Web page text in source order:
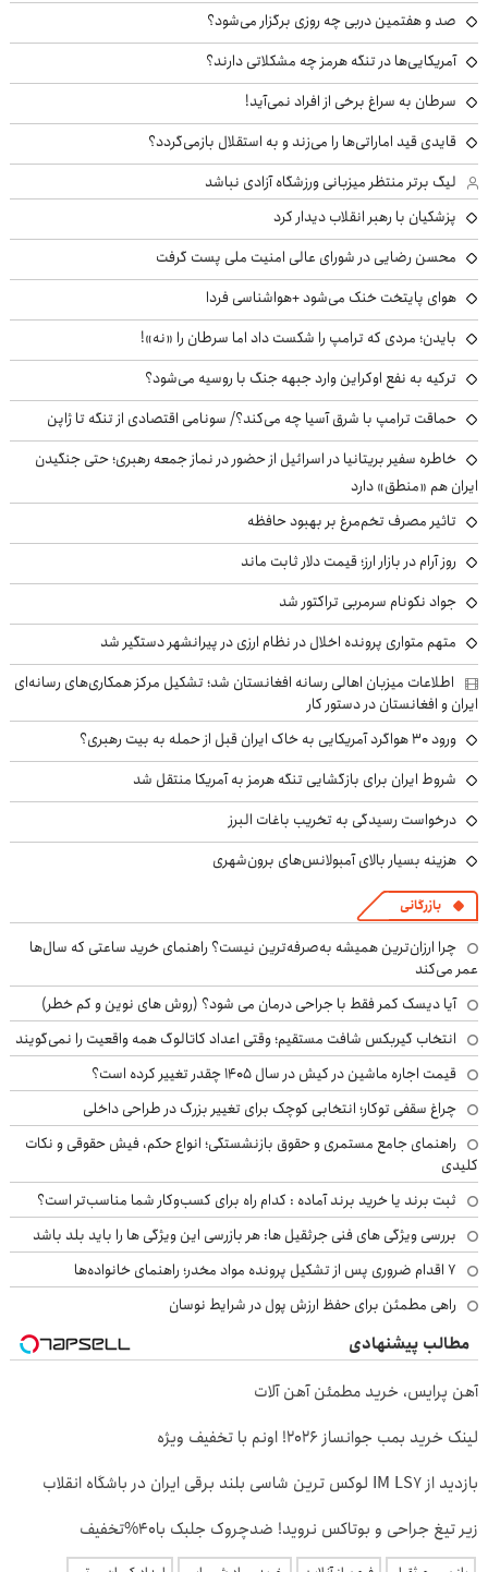
صد و هفتمین دربی چه روزی برگزار می‌شود؟
آمریکایی‌ها در تنگه هرمز چه مشکلاتی دارند؟
سرطان به سراغ برخی از افراد نمی‌آید!
قایدی قید اماراتی‌ها را می‌زند و به استقلال بازمی‌گردد؟
لیگ برتر منتظر میزبانی ورزشگاه آزادی نباشد
پزشکیان با رهبر انقلاب دیدار کرد
محسن رضایی در شورای عالی امنیت ملی پست گرفت
هوای پایتخت خنک می‌شود +هواشناسی فردا
بایدن؛ مردی که ترامپ را شکست داد اما سرطان را «نه»!
ترکیه به نفع اوکراین وارد جبهه جنگ با روسیه می‌شود؟
حماقت ترامپ با شرق آسیا چه می‌کند؟/ سونامی اقتصادی از تنگه تا ژاپن
خاطره سفیر بریتانیا در اسرائیل از حضور در نماز جمعه رهبری؛ حتی جنگیدن
ایران هم «منطق» دارد
تاثیر مصرف تخم‌مرغ بر بهبود حافظه
روز آرام در بازار ارز؛ قیمت دلار ثابت ماند
جواد نکونام سرمربی تراکتور شد
متهم متواری پرونده اخلال در نظام ارزی در پیرانشهر دستگیر شد
اطلاعات میزبان اهالی رسانه افغانستان شد؛ تشکیل مرکز همکاری‌های رسانه‌ای
ایران و افغانستان در دستور کار
ورود ۳۰ هواگرد آمریکایی به خاک ایران قبل از حمله به بیت رهبری؟
شروط ایران برای بازگشایی تنگه هرمز به آمریکا منتقل شد
درخواست رسیدگی به تخریب باغات البرز
هزینه بسیار بالای آمبولانس‌های برون‌شهری
بازرگانی
چرا ارزان‌ترین همیشه به‌صرفه‌ترین نیست؟ راهنمای خرید ساعتی که سال‌ها
عمر می‌کند
آیا دیسک کمر فقط با جراحی درمان می شود؟ (روش های نوین و کم خطر)
انتخاب گیربکس شافت مستقیم؛ وقتی اعداد کاتالوگ همه واقعیت را نمی‌گویند
قیمت اجاره ماشین در کیش در سال ۱۴۰۵ چقدر تغییر کرده است؟
چراغ سقفی توکار؛ انتخابی کوچک برای تغییر بزرگ در طراحی داخلی
راهنمای جامع مستمری و حقوق بازنشستگی؛ انواع حکم، فیش حقوقی و نکات
کلیدی
ثبت برند یا خرید برند آماده : کدام راه برای کسب‌وکار شما مناسب‌تر است؟
بررسی ویژگی های فنی جرثقیل ها: هر بازرسی این ویژگی ها را باید بلد باشد
۷ اقدام ضروری پس از تشکیل پرونده مواد مخدر؛ راهنمای خانواده‌ها
راهی مطمئن برای حفظ ارزش پول در شرایط نوسان
مطالب پیشنهادی
آهن پرایس، خرید مطمئن آهن آلات
لینک خرید بمب جوانساز 2026! اونم با تخفیف ویژه
بازدید از IM LS7 لوکس ترین شاسی بلند برقی ایران در باشگاه انقلاب
زیر تیغ جراحی و بوتاکس نروید! ضدچروک جلبک با40%تخفیف